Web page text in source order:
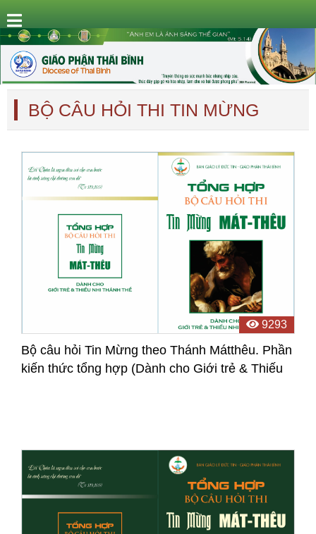
BỘ CÂU HỎI THI TIN MỪNG
9293
Bộ câu hỏi Tin Mừng theo Thánh Mátthêu. Phần
kiến thức tổng hợp (Dành cho Giới trẻ & Thiếu